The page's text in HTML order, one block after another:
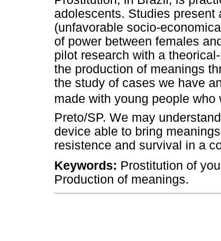
adolescents. Studies
(unfavorable socio-
of power between females
pilot research with a
the production of meanings
the study of cases we have
made with young people who
Preto/SP. We may
device able to bring
resistence and survival in a
Keywords: Prostitution of
Production of meanings.